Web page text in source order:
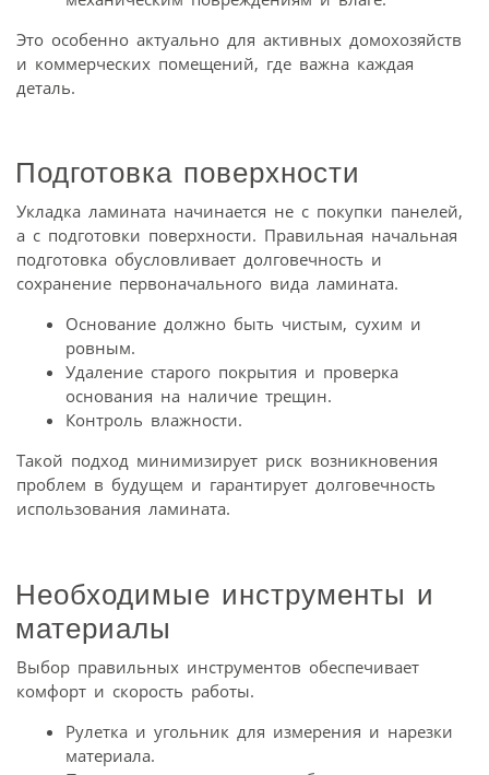
Это особенно актуально для активных домохозяйств
и коммерческих помещений, где важна каждая
деталь.
Подготовка поверхности
Укладка ламината начинается не с покупки панелей,
а с подготовки поверхности. Правильная начальная
подготовка обусловливает долговечность и
сохранение первоначального вида ламината.
Основание должно быть чистым, сухим и
ровным.
Удаление старого покрытия и проверка
основания на наличие трещин.
Контроль влажности.
Такой подход минимизирует риск возникновения
проблем в будущем и гарантирует долговечность
использования ламината.
Необходимые инструменты и
материалы
Выбор правильных инструментов обеспечивает
комфорт и скорость работы.
Рулетка и угольник для измерения и нарезки
материала.